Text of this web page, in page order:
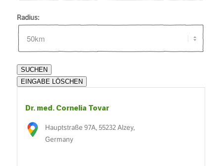
Radius:
Dr. med. Cornelia Tovar
Hauptstraße 97A, 55232 Alzey,
Germany